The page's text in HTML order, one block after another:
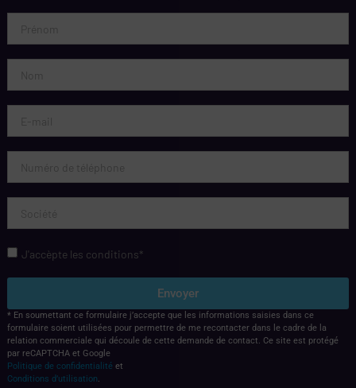
J'accèpte les conditions*
Envoyer
* En soumettant ce formulaire j’accepte que les informations saisies dans ce
formulaire soient utilisées pour permettre de me recontacter dans le cadre de la
relation commerciale qui découle de cette demande de contact. Ce site est protégé
par reCAPTCHA et Google
Politique de confidentialité et
Conditions d’utilisation.